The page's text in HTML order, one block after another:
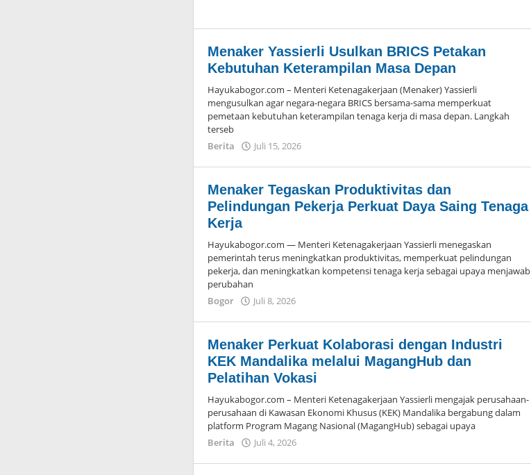
Menaker Yassierli Usulkan BRICS Petakan
Kebutuhan Keterampilan Masa Depan
Hayukabogor.com – Menteri Ketenagakerjaan (Menaker) Yassierli
mengusulkan agar negara-negara BRICS bersama-sama memperkuat
pemetaan kebutuhan keterampilan tenaga kerja di masa depan. Langkah
terseb
Berita
Juli 15, 2026
Ka
Bogor
Menaker Tegaskan Produktivitas dan
Pelindungan Pekerja Perkuat Daya Saing Tenaga
Kerja
Hayukabogor.com — Menteri Ketenagakerjaan Yassierli menegaskan
pemerintah terus meningkatkan produktivitas, memperkuat pelindungan
pekerja, dan meningkatkan kompetensi tenaga kerja sebagai upaya menjawab
perubahan
Bogor
Juli 8, 2026
Ka
Bogor
Menaker Perkuat Kolaborasi dengan Industri
KEK Mandalika melalui MagangHub dan
Pelatihan Vokasi
Hayukabogor.com – Menteri Ketenagakerjaan Yassierli mengajak perusahaan-
perusahaan di Kawasan Ekonomi Khusus (KEK) Mandalika bergabung dalam
platform Program Magang Nasional (MagangHub) sebagai upaya
Berita
Juli 4, 2026